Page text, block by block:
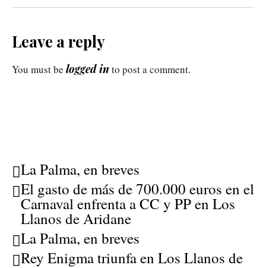
Leave a reply
You must be logged in to post a comment.
La Palma, en breves
El gasto de más de 700.000 euros en el
Carnaval enfrenta a CC y PP en Los
Llanos de Aridane
La Palma, en breves
Rey Enigma triunfa en Los Llanos de